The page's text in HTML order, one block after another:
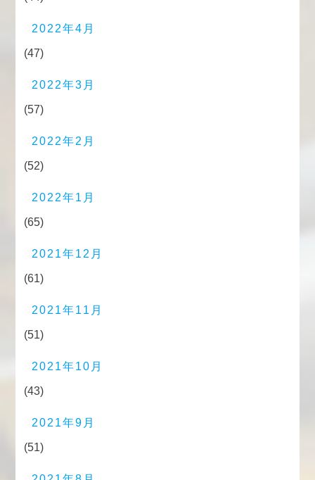
2022年4月
(47)
2022年3月
(57)
2022年2月
(52)
2022年1月
(65)
2021年12月
(61)
2021年11月
(51)
2021年10月
(43)
2021年9月
(51)